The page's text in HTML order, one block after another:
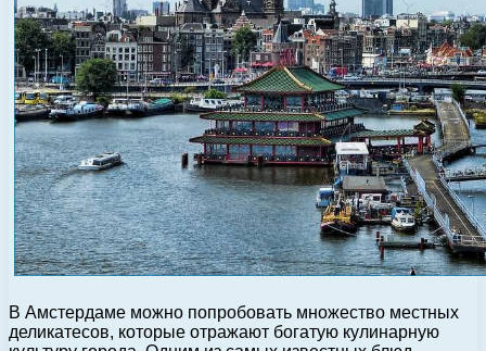
В Амстердаме можно попробовать множество местных
деликатесов, которые отражают богатую кулинарную